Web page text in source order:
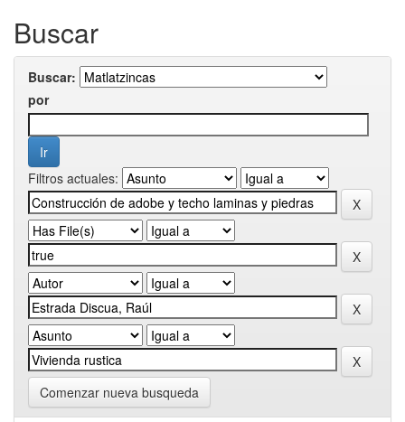
Buscar
Buscar:
por
Filtros actuales:
Comenzar nueva busqueda